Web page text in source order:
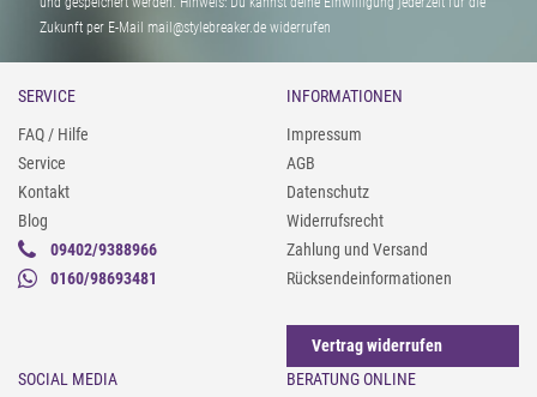
Zukunft per E-Mail mail@stylebreaker.de widerrufen
SERVICE
FAQ / Hilfe
Service
Kontakt
Blog
09402/9388966
0160/98693481
INFORMATIONEN
Impressum
AGB
Datenschutz
Widerrufsrecht
Zahlung und Versand
Rücksendeinformationen
Vertrag widerrufen
SOCIAL MEDIA
BERATUNG ONLINE